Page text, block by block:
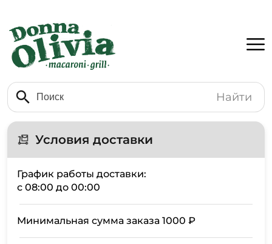
Найти
Условия доставки
График работы доставки:
с 08:00 до 00:00
Минимальная сумма заказа 1000 ₽